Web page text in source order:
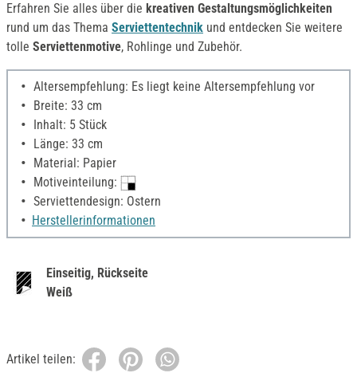
Erfahren Sie alles über die kreativen Gestaltungsmöglichkeiten
rund um das Thema Serviettentechnik und entdecken Sie weitere
tolle Serviettenmotive, Rohlinge und Zubehör.
Altersempfehlung: Es liegt keine Altersempfehlung vor
Breite: 33 cm
Inhalt: 5 Stück
Länge: 33 cm
Material: Papier
Motiveinteilung:
Serviettendesign: Ostern
Herstellerinformationen
Einseitig, Rückseite
Weiß
Artikel teilen: